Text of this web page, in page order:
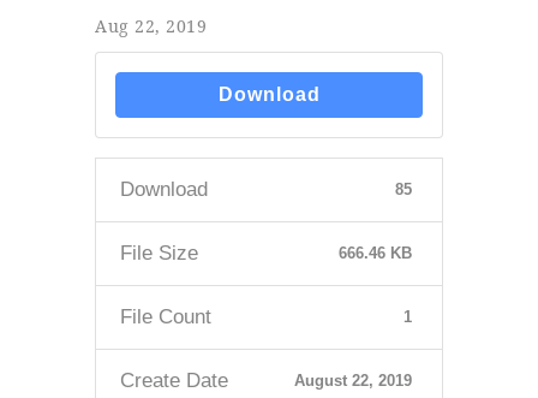
Aug 22, 2019
Download
Download 85
File Size 666.46 KB
File Count 1
Create Date August 22, 2019